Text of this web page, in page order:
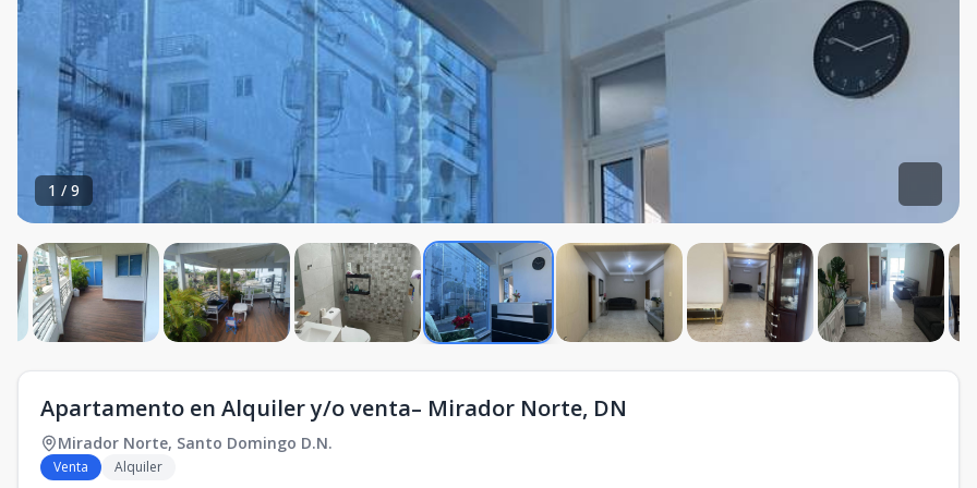
1 / 9
Apartamento en Alquiler y/o venta– Mirador Norte, DN
Mirador Norte, Santo Domingo D.N.
Venta Alquiler